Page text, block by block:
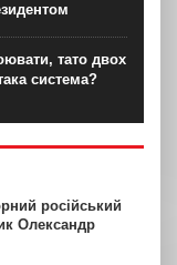
тато двох
система?
російський
Олександр